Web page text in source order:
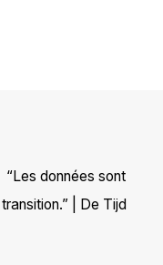
“Les données sont
| De Tijd